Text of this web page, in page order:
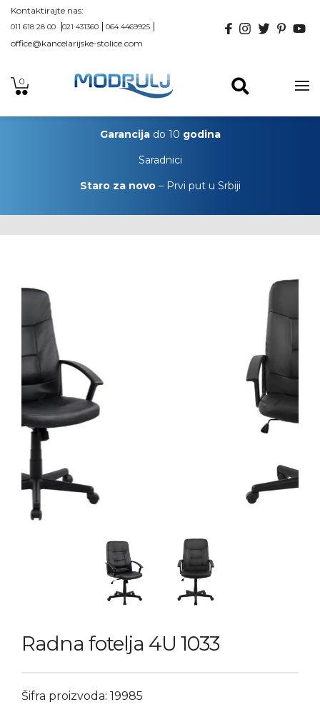
Kontaktirajte nas:
011 618 28 00 021 431360 064 4469925
office@kancelarijske-stolice.com
0
Garancijado 10 godina
Saradnici
Staro za novo– Prvi put u Srbiji
Previous
Radna fotelja 4U 1033
Šifra proizvoda: 19985